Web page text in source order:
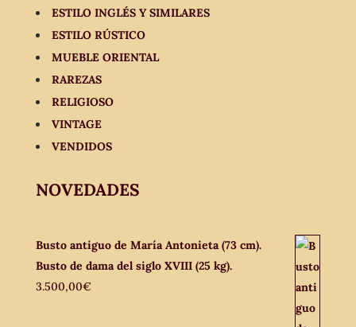
ESTILO INGLÉS Y SIMILARES
ESTILO RÚSTICO
MUEBLE ORIENTAL
RAREZAS
RELIGIOSO
VINTAGE
VENDIDOS
NOVEDADES
Busto antiguo de María Antonieta (73 cm).
Busto de dama del siglo XVIII (25 kg).
3.500,00€